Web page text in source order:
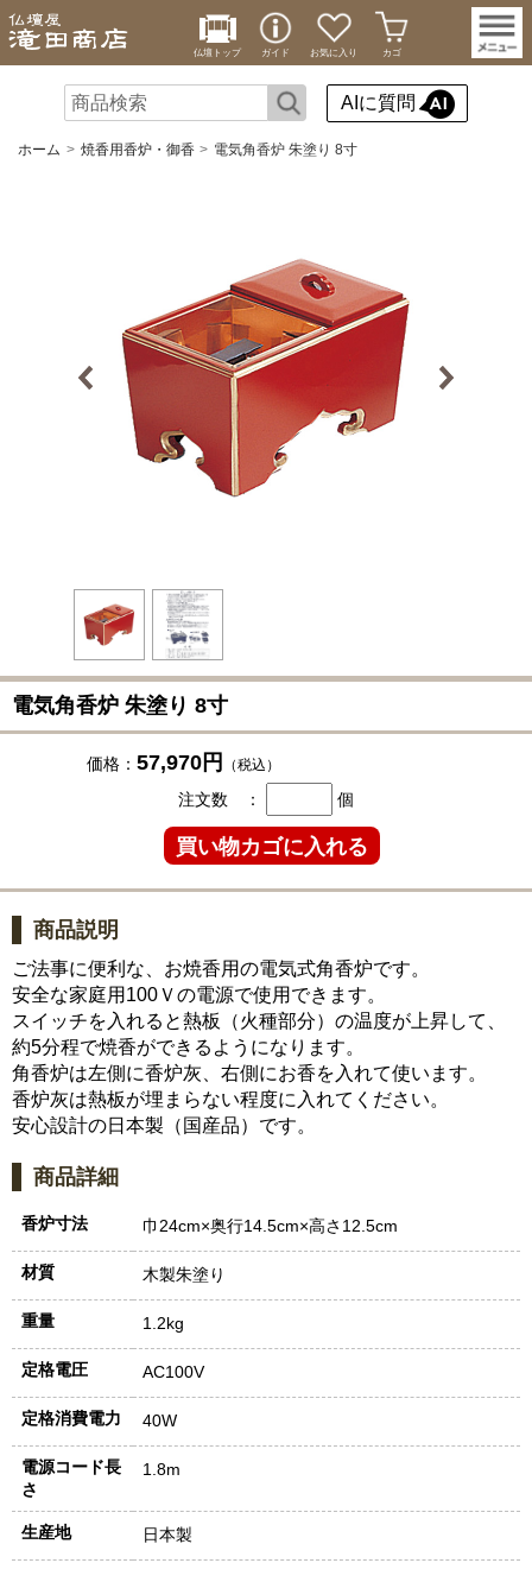
仏壇トップ ガイド お気に入り カゴ
AIに質問
ホーム 焼香用香炉・御香 電気角香炉 朱塗り 8寸
電気角香炉 朱塗り 8寸
価格： 57,970円 （税込）
注文数 ： 個
商品説明
ご法事に便利な、お焼香用の電気式角香炉です。
安全な家庭用100Ｖの電源で使用できます。
スイッチを入れると熱板（火種部分）の温度が上昇して、
約5分程で焼香ができるようになります。
角香炉は左側に香炉灰、右側にお香を入れて使います。
香炉灰は熱板が埋まらない程度に入れてください。
安心設計の日本製（国産品）です。
商品詳細
香炉寸法 巾24cm×奥行14.5cm×高さ12.5cm
材質 木製朱塗り
重量 1.2kg
定格電圧 AC100V
定格消費電力 40W
電源コード長
さ
1.8m
生産地 日本製